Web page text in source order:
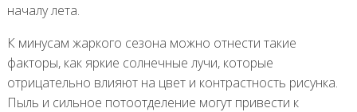
началу лета.
К минусам жаркого сезона можно отнести такие
факторы, как яркие солнечные лучи, которые
отрицательно влияют на цвет и контрастность рисунка.
Пыль и сильное потоотделение могут привести к